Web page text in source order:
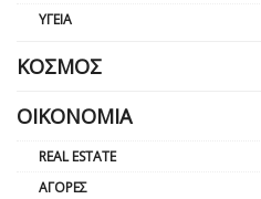
ΥΓΕΊΑ
ΚΌΣΜΟΣ
ΟΙΚΟΝΟΜΊΑ
REAL ESTATE
ΑΓΟΡΈΣ